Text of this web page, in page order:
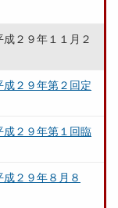
２９年１１月２
２９年第２回定
２９年第１回臨
２９年８月８